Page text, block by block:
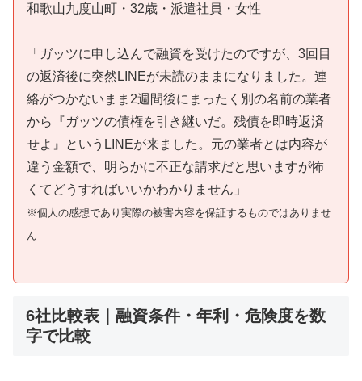
和歌山九度山町・32歳・派遣社員・女性
「ガッツに申し込んで融資を受けたのですが、3回目
の返済後に突然LINEが未読のままになりました。連
絡がつかないまま2週間後にまったく別の名前の業者
から『ガッツの債権を引き継いだ。残債を即時返済
せよ』というLINEが来ました。元の業者とは内容が
違う金額で、明らかに不正な請求だと思いますが怖
くてどうすればいいかわかりません」
※個人の感想であり実際の被害内容を保証するものではありませ
ん
6社比較表｜融資条件・年利・危険度を数
字で比較